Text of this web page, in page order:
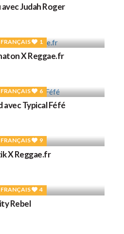
Judah Roger
FRANÇAIS 1
X Reggae.fr
FRANÇAIS 6
avec Typical Féfé
FRANÇAIS 9
X Reggae.fr
FRANÇAIS 4
Rebel